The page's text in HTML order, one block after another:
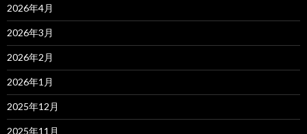
2026年4月
2026年3月
2026年2月
2026年1月
2025年12月
2025年11月